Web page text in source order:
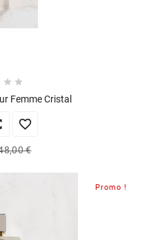
 
Femme Cristal

€
Promo !